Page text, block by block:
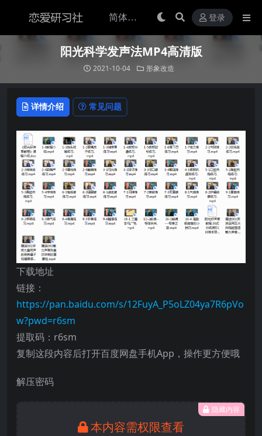
登录
阳光科学发声法MP4高清版
2021-10-04 形象改造
详情介绍 常见问题
下载地址
链接：
https://pan.baidu.com/s/12FuyA_P5oLZ04ya7R6pVo
w?pwd=r6sm
提取码：r6sm
复制这段内容后打开百度网盘手机App，操作更方便哦
解压密码
隐藏内容
本内容需权限查看